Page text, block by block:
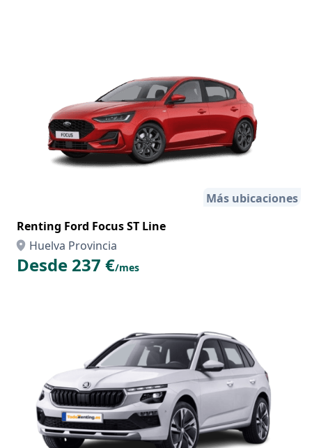
Más ubicaciones
Renting Ford Focus ST Line
Huelva Provincia
Desde 237 €/mes